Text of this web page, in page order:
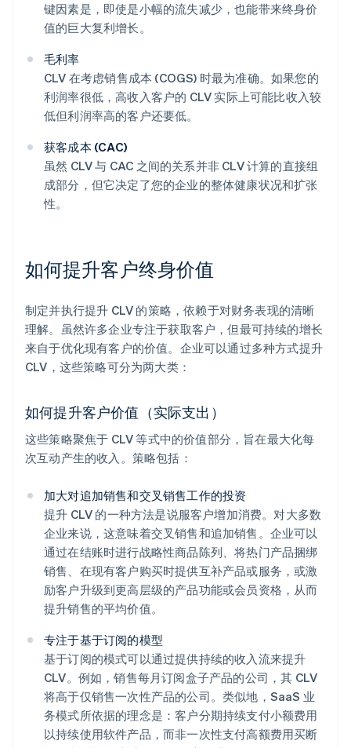
键因素是，即使是小幅的流失减少，也能带来终身价
值的巨大复利增长。
毛利率
CLV 在考虑销售成本 (COGS) 时最为准确。如果您的
利润率很低，高收入客户的 CLV 实际上可能比收入较
低但利润率高的客户还要低。
获客成本 (CAC)
虽然 CLV 与 CAC 之间的关系并非 CLV 计算的直接组
成部分，但它决定了您的企业的整体健康状况和扩张
性。
如何提升客户终身价值
制定并执行提升 CLV 的策略，依赖于对财务表现的清晰
理解。虽然许多企业专注于获取客户，但最可持续的增长
来自于优化现有客户的价值。企业可以通过多种方式提升
CLV，这些策略可分为两大类：
如何提升客户价值（实际支出）
这些策略聚焦于 CLV 等式中的价值部分，旨在最大化每
次互动产生的收入。策略包括：
加大对追加销售和交叉销售工作的投资
提升 CLV 的一种方法是说服客户增加消费。对大多数
企业来说，这意味着交叉销售和追加销售。企业可以
通过在结账时进行战略性商品陈列、将热门产品捆绑
销售、在现有客户购买时提供互补产品或服务，或激
励客户升级到更高层级的产品功能或会员资格，从而
提升销售的平均价值。
专注于基于订阅的模型
基于订阅的模式可以通过提供持续的收入流来提升
CLV。例如，销售每月订阅盒子产品的公司，其 CLV
将高于仅销售一次性产品的公司。类似地，SaaS 业
务模式所依据的理念是：客户分期持续支付小额费用
以持续使用软件产品，而非一次性支付高额费用买断